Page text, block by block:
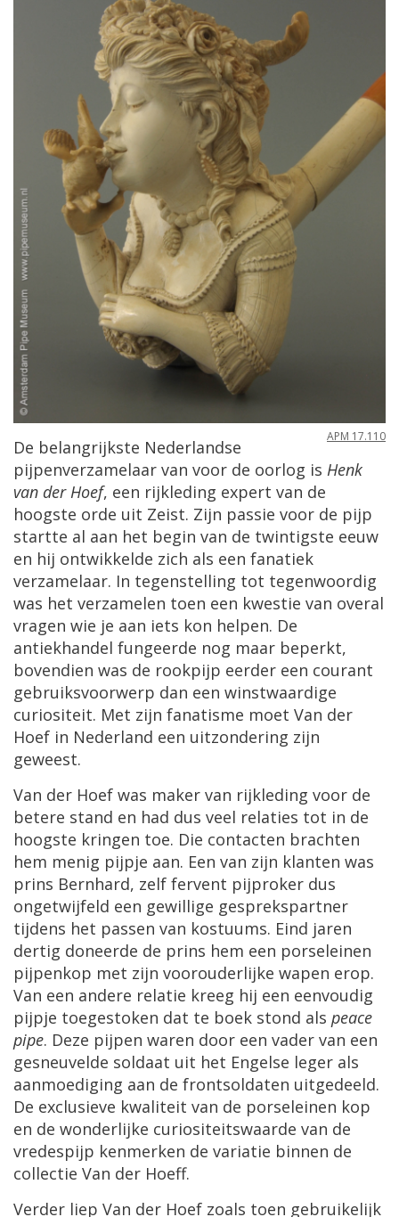
APM 17.110
De belangrijkste Nederlandse
pijpenverzamelaar van voor de oorlog is Henk
van der Hoef, een rijkleding expert van de
hoogste orde uit Zeist. Zijn passie voor de pijp
startte al aan het begin van de twintigste eeuw
en hij ontwikkelde zich als een fanatiek
verzamelaar. In tegenstelling tot tegenwoordig
was het verzamelen toen een kwestie van overal
vragen wie je aan iets kon helpen. De
antiekhandel fungeerde nog maar beperkt,
bovendien was de rookpijp eerder een courant
gebruiksvoorwerp dan een winstwaardige
curiositeit. Met zijn fanatisme moet Van der
Hoef in Nederland een uitzondering zijn
geweest.
Van der Hoef was maker van rijkleding voor de
betere stand en had dus veel relaties tot in de
hoogste kringen toe. Die contacten brachten
hem menig pijpje aan. Een van zijn klanten was
prins Bernhard, zelf fervent pijproker dus
ongetwijfeld een gewillige gesprekspartner
tijdens het passen van kostuums. Eind jaren
dertig doneerde de prins hem een porseleinen
pijpenkop met zijn voorouderlijke wapen erop.
Van een andere relatie kreeg hij een eenvoudig
pijpje toegestoken dat te boek stond als peace
pipe. Deze pijpen waren door een vader van een
gesneuvelde soldaat uit het Engelse leger als
aanmoediging aan de frontsoldaten uitgedeeld.
De exclusieve kwaliteit van de porseleinen kop
en de wonderlijke curiositeitswaarde van de
vredespijp kenmerken de variatie binnen de
collectie Van der Hoeff.
Verder liep Van der Hoef zoals toen gebruikelijk